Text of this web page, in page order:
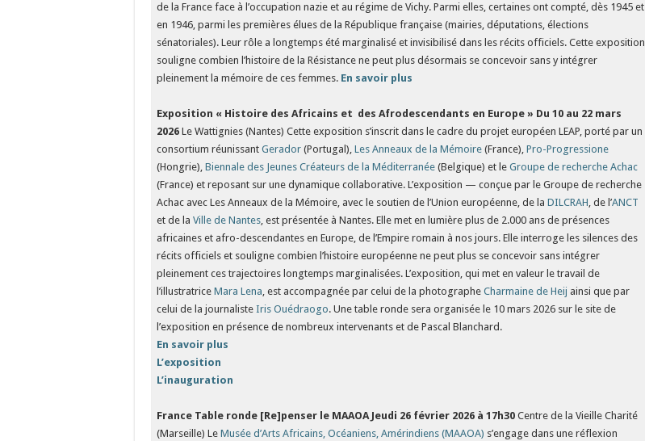
de la France face à l’occupation nazie et au régime de Vichy. Parmi elles, certaines ont compté, dès 1945 et
en 1946, parmi les premières élues de la République française (mairies, députations, élections
sénatoriales). Leur rôle a longtemps été marginalisé et invisibilisé dans les récits officiels. Cette exposition
souligne combien l’histoire de la Résistance ne peut plus désormais se concevoir sans y intégrer
pleinement la mémoire de ces femmes. En savoir plus
Exposition « Histoire des Africains et des Afrodescendants en Europe » Du 10 au 22 mars
2026 Le Wattignies (Nantes) Cette exposition s’inscrit dans le cadre du projet européen LEAP, porté par un
consortium réunissantGerador (Portugal),Les Anneaux de la Mémoire (France),Pro-Progressione
(Hongrie),Biennale des Jeunes Créateurs de la Méditerranée (Belgique) et leGroupe de recherche Achac
(France) et reposant sur une dynamique collaborative. L’exposition — conçue par le Groupe de recherche
Achac avec Les Anneaux de la Mémoire, avec le soutien de l’Union européenne, de laDILCRAH, de l’ANCT
et de laVille de Nantes, est présentée à Nantes. Elle met en lumière plus de 2.000 ans de présences
africaines et afro-descendantes en Europe, de l’Empire romain à nos jours. Elle interroge les silences des
récits officiels et souligne combien l’histoire européenne ne peut plus se concevoir sans intégrer
pleinement ces trajectoires longtemps marginalisées. L’exposition, qui met en valeur le travail de
l’illustratriceMara Lena, est accompagnée par celui de la photographeCharmaine de Heij ainsi que par
celui de la journalisteIris Ouédraogo. Une table ronde sera organisée le 10 mars 2026 sur le site de
l’exposition en présence de nombreux intervenants et de Pascal Blanchard.
En savoir plus
L’exposition
L’inauguration
France Table ronde [Re]penser le MAAOA Jeudi 26 février 2026 à 17h30 Centre de la Vieille Charité
(Marseille) LeMusée d’Arts Africains, Océaniens, Amérindiens (MAAOA) s’engage dans une réflexion